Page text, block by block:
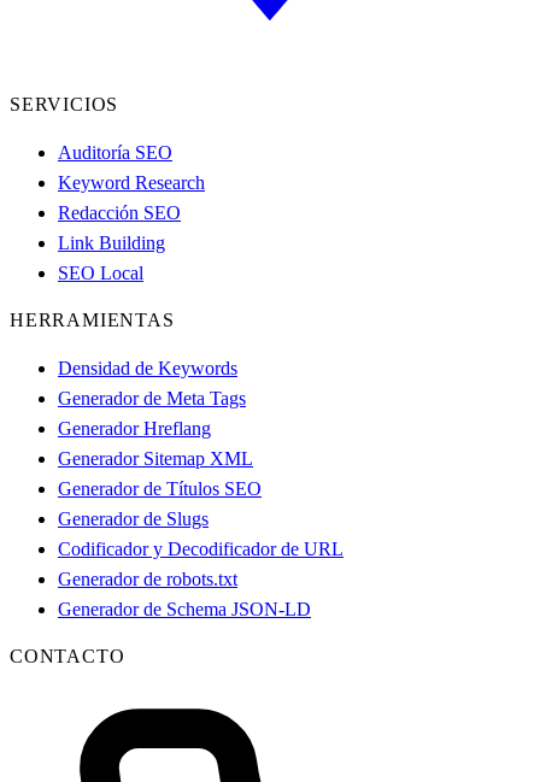
SERVICIOS
Auditoría SEO
Keyword Research
Redacción SEO
Link Building
SEO Local
HERRAMIENTAS
Densidad de Keywords
Generador de Meta Tags
Generador Hreflang
Generador Sitemap XML
Generador de Títulos SEO
Generador de Slugs
Codificador y Decodificador de URL
Generador de robots.txt
Generador de Schema JSON-LD
CONTACTO